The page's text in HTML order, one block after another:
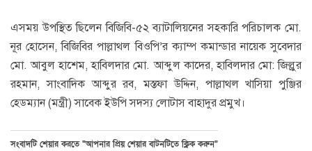
এসময় উপস্থিত ছিলেন বিজিবি-৫২ ব্যাটালিয়নের সহকারি পরিচালক মো.
নূর হোসেন, বিজিবির পাল্লাথল বিওপি’র ক্যাম্প কমান্ডার নায়েক সুবেদার
মো. আবুল হাশেম, হাবিলদার মো. আব্দুল কাদের, হাবিলদার মো: জিল্লুর
রহমান, সাংবাদিক আব্দুর রব, মস্তফা উদ্দিন, পাল্লাথল খাসিয়া পুঞ্জির
হেডম্যান (মন্ত্রী) সাবেক ইউপি সদস্য লোটাস বাহাদুর প্রমুখ।
সংবাদটি শেয়ার করতে “আপনার প্রিয় শেয়ার বাটনটিতে ক্লিক করুন”